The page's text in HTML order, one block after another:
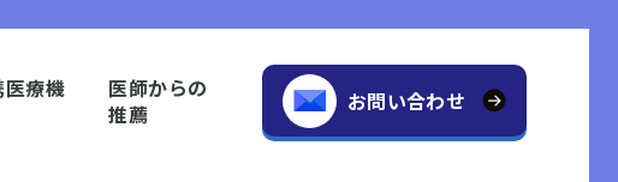
医療機
医師からの
推薦
お問い合わせ